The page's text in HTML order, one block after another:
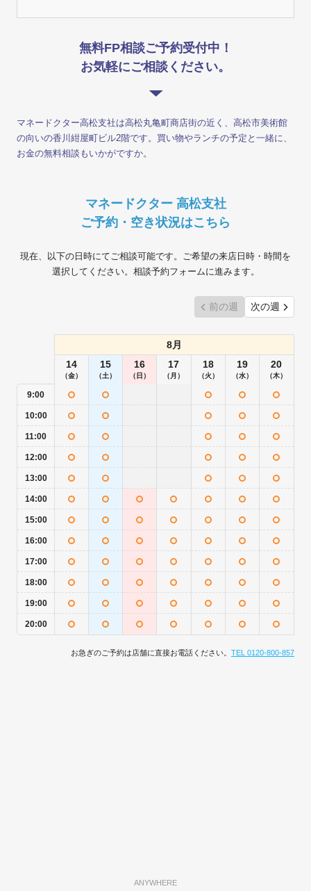
無料FP相談ご予約受付中！
お気軽にご相談ください。
マネードクター高松支社は高松丸亀町商店街の近く、高松市美術館
の向いの香川紺屋町ビル2階です。買い物やランチの予定と一緒に、
お金の無料相談もいかがですか。
マネードクター 高松支社
ご予約・空き状況はこちら
現在、以下の日時にてご相談可能です。ご希望の来店日時・時間を
選択してください。相談予約フォームに進みます。
前の週 次の週
9:00
10:00
11:00
12:00
13:00
14:00
15:00
16:00
17:00
18:00
19:00
20:00
8月
14
（金）
15
（土）
16
（日）
17
（月）
18
（火）
19
（水）
20
（木）
お急ぎのご予約は店舗に直接お電話ください。 TEL 0120-800-857
ANYWHERE